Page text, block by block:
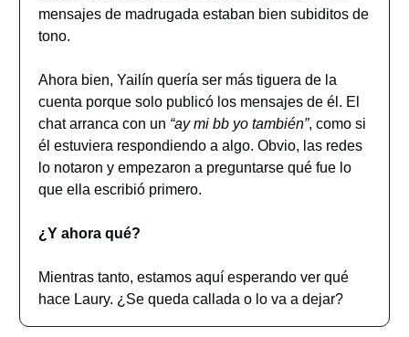
mensajes de madrugada estaban bien subiditos de
tono.
Ahora bien, Yailín quería ser más tiguera de la
cuenta porque solo publicó los mensajes de él. El
chat arranca con un “ay mi bb yo también”, como si
él estuviera respondiendo a algo. Obvio, las redes
lo notaron y empezaron a preguntarse qué fue lo
que ella escribió primero.
¿Y ahora qué?
Mientras tanto, estamos aquí esperando ver qué
hace Laury. ¿Se queda callada o lo va a dejar?